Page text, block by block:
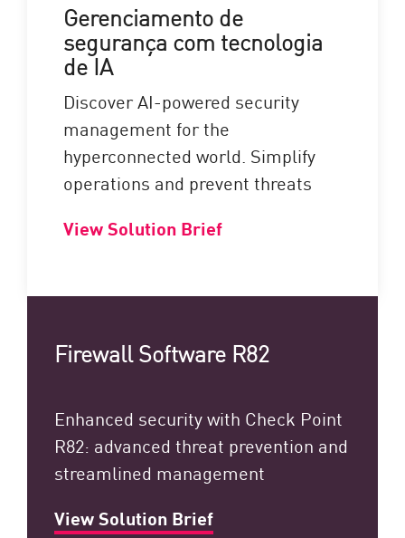
Gerenciamento de
segurança com tecnologia
de IA
Discover AI-powered security
management for the
hyperconnected world. Simplify
operations and prevent threats
View Solution Brief
Firewall Software R82
Enhanced security with Check Point
R82: advanced threat prevention and
streamlined management
View Solution Brief